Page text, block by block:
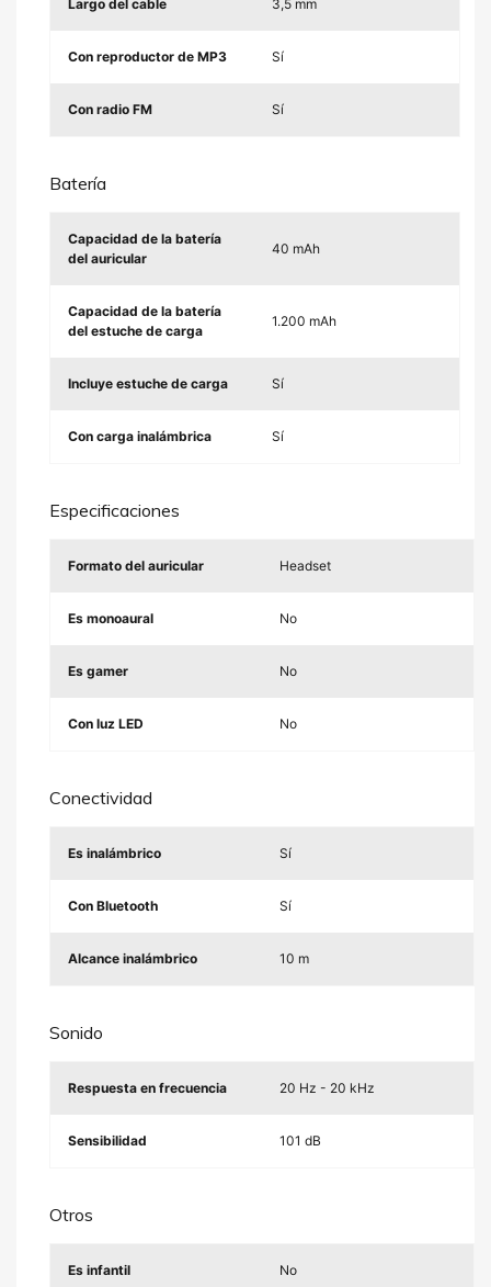
Largo del cable 3,5 mm
Con reproductor de MP3 Sí
Con radio FM Sí
Batería
Capacidad de la batería
del auricular
40 mAh
Capacidad de la batería
del estuche de carga
1.200 mAh
Incluye estuche de carga Sí
Con carga inalámbrica Sí
Especificaciones
Formato del auricular Headset
Es monoaural No
Es gamer No
Con luz LED No
Conectividad
Es inalámbrico Sí
Con Bluetooth Sí
Alcance inalámbrico 10 m
Sonido
Respuesta en frecuencia 20 Hz - 20 kHz
Sensibilidad 101 dB
Otros
Es infantil No